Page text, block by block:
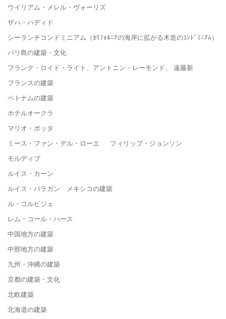
ウイリアム・メレル・ヴォーリズ
ザハ・ハディド
シーランチコンドミニアム（ｶﾘﾌｫﾙﾆｱの海岸に拡がる木造のｺﾝﾄﾞﾐﾆｱﾑ）
バリ島の建築・文化
フランク・ロイド・ライト、アントニン・レーモンド、 遠藤新
フランスの建築
ベトナムの建築
ホテルオークラ
マリオ・ボッタ
ミース・ファン・デル・ローエ フィリップ・ジョンソン
モルディブ
ルイス・カーン
ルイス・バラガン メキシコの建築
ル・コルビジェ
レム・コール・ハース
中国地方の建築
中部地方の建築
九州・沖縄の建築
京都の建築・文化
北欧建築
北海道の建築